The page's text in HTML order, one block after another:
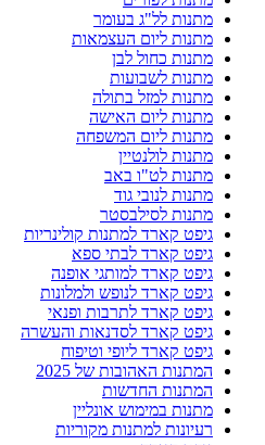
מתנות לל"ג בעומר
מתנות ליום העצמאות
מתנות כחול לבן
מתנות לשבועות
מתנות למזל בתולה
מתנות ליום האישה
מתנות ליום המשפחה
מתנות לולנטיין
מתנות לט"ו באב
מתנות לנובי גוד
מתנות לסילבסטר
גיפט קארד למתנות קולינריות
גיפט קארד לבתי ספא
גיפט קארד למותגי אופנה
גיפט קארד לנופש ולמלונות
גיפט קארד לתרבות ופנאי
גיפט קארד לסדנאות והעשרה
גיפט קארד ליופי וטיפוח
המתנות האהובות של 2025
המתנות החדשות
מתנות במימוש אונליין
רעיונות למתנות מקוריות